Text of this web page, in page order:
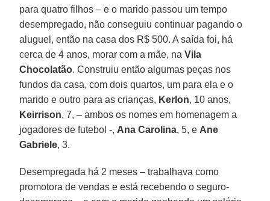
para quatro filhos – e o marido passou um tempo
desempregado, não conseguiu continuar pagando o
aluguel, então na casa dos R$ 500. A saída foi, há
cerca de 4 anos, morar com a mãe, naVila
Chocolatão. Construiu então algumas peças nos
fundos da casa, com dois quartos, um para ela e o
marido e outro para as crianças, Kerlon, 10 anos,
Keirrison, 7, – ambos os nomes em homenagem a
jogadores de futebol -, Ana Carolina, 5, e Ane
Gabriele, 3.
Desempregada há 2 meses – trabalhava como
promotora de vendas e está recebendo o seguro-